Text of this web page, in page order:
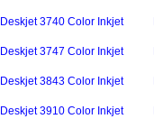
Deskjet 3740 Color Inkjet
Deskjet 3747 Color Inkjet
Deskjet 3843 Color Inkjet
Deskjet 3910 Color Inkjet